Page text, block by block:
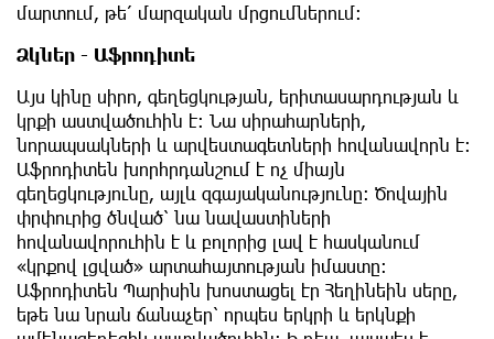
մարտում, թե՛ մարզական մրցումներում։
Ձկներ - Աֆրոդիտե
Այս կինը սիրո, գեղեցկության, երիտասարդության և
կրքի աստվածուհին է։ Նա սիրահարների,
նորապսակների և արվեստագետների հովանավորն է։
Աֆրոդիտեն խորհրդանշում է ոչ միայն
գեղեցկությունը, այլև զգայականությունը։ Ծովային
փրփուրից ծնված՝ նա նավաստիների
հովանավորուհին է և բոլորից լավ է հասկանում
«կրքով լցված» արտահայտության իմաստը։
Աֆրոդիտեն Պարիսին խոստացել էր Հեղինեին սերը,
եթե նա նրան ճանաչեր՝ որպես երկրի և երկնքի